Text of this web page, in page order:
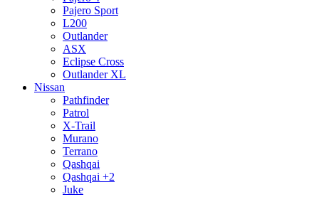
Pajero Sport
L200
Outlander
ASX
Eclipse Cross
Outlander XL
Nissan
Pathfinder
Patrol
X-Trail
Murano
Terrano
Qashqai
Qashqai +2
Juke